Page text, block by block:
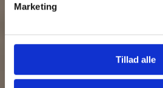
Marketing
Tillad alle